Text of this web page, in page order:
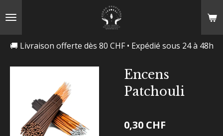
🚚 Livraison offerte dès 80 CHF • Expédié sous 24 à 48h
Encens
Patchouli
0,30 CHF